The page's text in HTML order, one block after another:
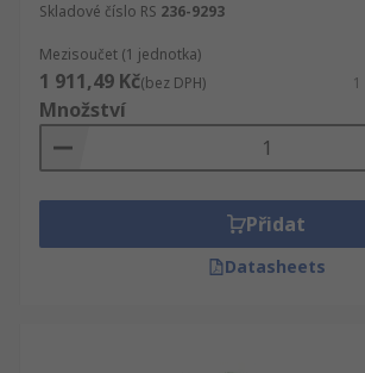
Skladové číslo RS 236-9293
Mezisoučet (1 jednotka)
1 911,49 Kč(bez DPH)
Množství
Přidat
Datasheets